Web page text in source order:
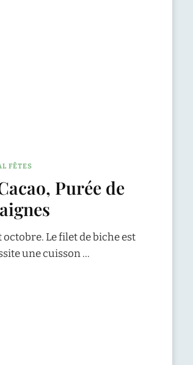
FÊTES
Purée de
octobre. Le filet de biche est
une cuisson …